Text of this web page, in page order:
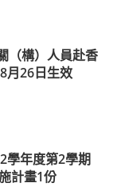
（構）人員赴香
月26日生效
學年度第2學期
計畫1份